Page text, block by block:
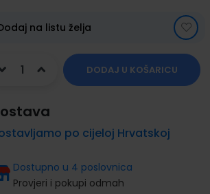
na listu želja
DODAJ U KOŠARICU
po cijeloj Hrvatskoj
Dostupno u 4 poslovnica
Provjeri i pokupi odmah